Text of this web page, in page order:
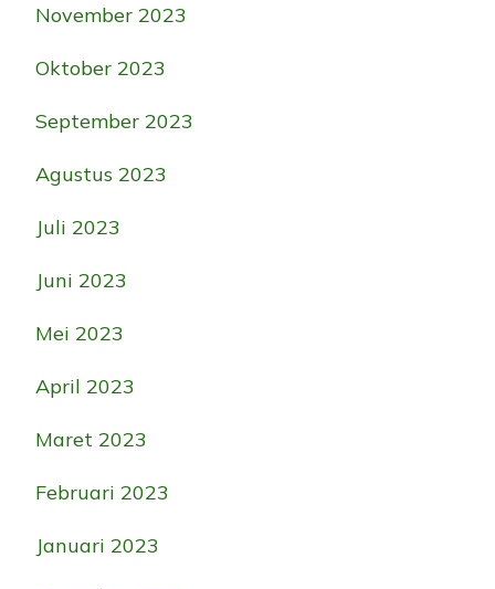
November 2023
Oktober 2023
September 2023
Agustus 2023
Juli 2023
Juni 2023
Mei 2023
April 2023
Maret 2023
Februari 2023
Januari 2023